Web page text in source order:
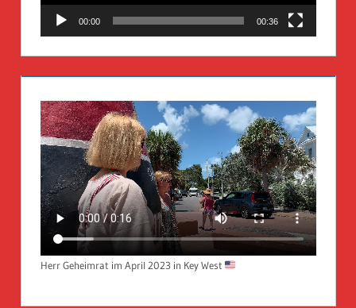
00:00 00:36
Herr Geheimrat im April 2023 in Key West